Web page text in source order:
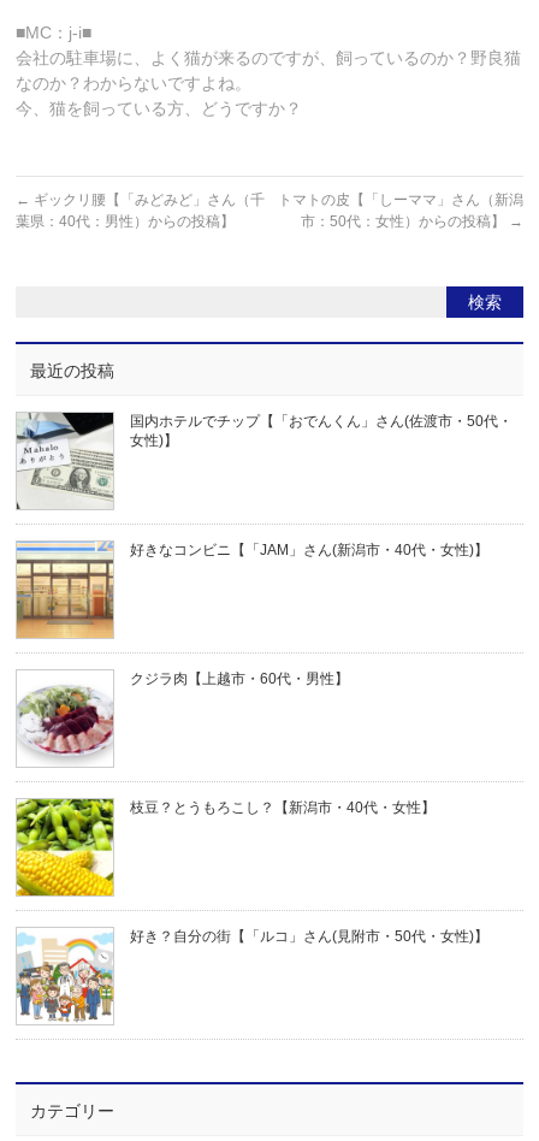
■MC：j-i■
会社の駐車場に、よく猫が来るのですが、飼っているのか？野良猫
なのか？わからないですよね。
今、猫を飼っている方、どうですか？
← ギックリ腰【「みどみど」さん（千
葉県：40代：男性）からの投稿】
トマトの皮【「しーママ」さん（新潟
市：50代：女性）からの投稿】
→
最近の投稿
国内ホテルでチップ【「おでんくん」さん(佐渡市・50代・
女性)】
好きなコンビニ【「JAM」さん(新潟市・40代・女性)】
クジラ肉【上越市・60代・男性】
枝豆？とうもろこし？【新潟市・40代・女性】
好き？自分の街【「ルコ」さん(見附市・50代・女性)】
カテゴリー